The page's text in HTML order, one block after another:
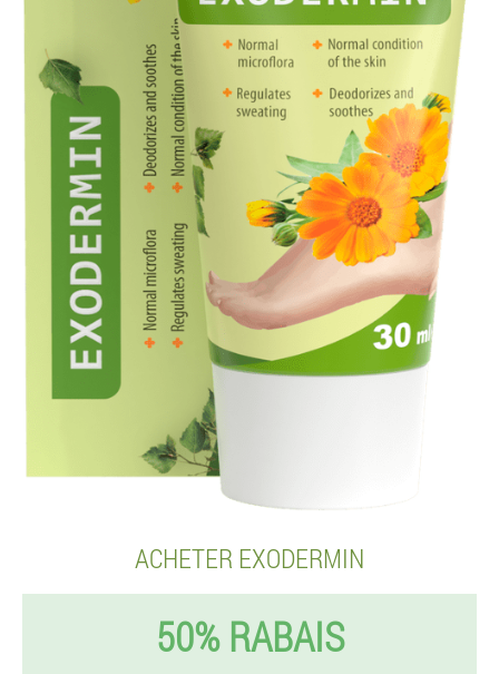
ACHETER EXODERMIN
50% RABAIS